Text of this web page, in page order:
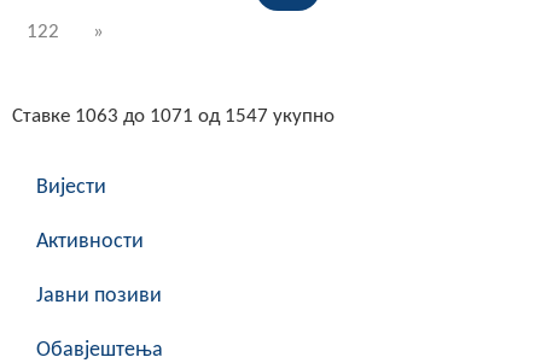
122 »
Ставке 1063 до 1071 од 1547 укупно
Вијести
Активности
Јавни позиви
Обавјештења